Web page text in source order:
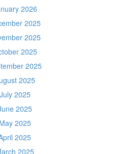
2026
2025
2025
2025
2025
2025
July 2025
2025
May 2025
2025
2025